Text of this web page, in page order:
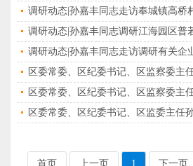
调研动态|孙嘉丰同志走访奉城镇高桥
调研动态|孙嘉丰同志调研江海园区普
调研动态|孙嘉丰同志走访调研有关企
区委常委、区纪委书记、区监察委主
研
区委常委、区纪委书记、区监察委主
问贫困家庭
区委常委、区纪委书记、区监委主任
首页 上一页 1 下一页